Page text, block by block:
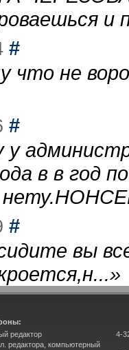
#
что не
#
у
в в год
#
вы
»
редактор
редактора, компьютерный
4-